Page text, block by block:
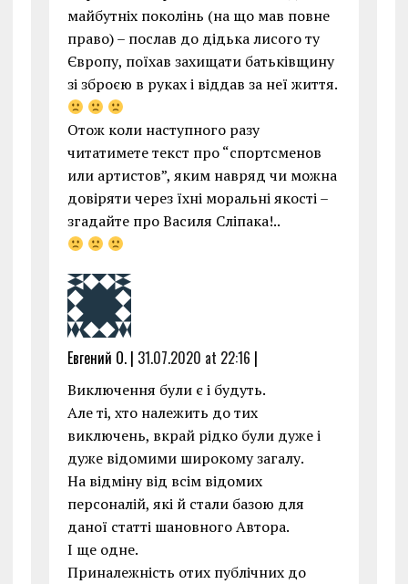
майбутніх поколінь (на що мав повне
право) – послав до дідька лисого ту
Європу, поїхав захищати батьківщину
зі зброєю в руках і віддав за неї життя.
Отож коли наступного разу
читатимете текст про “спортсменов
или артистов”, яким навряд чи можна
довіряти через їхні моральні якості –
згадайте про Василя Сліпака!..
Евгений О. | 31.07.2020 at 22:16 |
Виключення були є і будуть.
Але ті, хто належить до тих
виключень, вкрай рідко були дуже і
дуже відомими широкому загалу.
На відміну від всім відомих
персоналій, які й стали базою для
даної статті шановного Автора.
І ще одне.
Приналежність отих публічних до